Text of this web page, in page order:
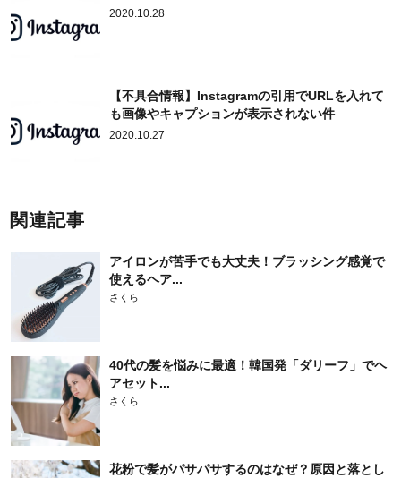
2020.10.28
【不具合情報】Instagramの引用でURLを入れて
も画像やキャプションが表示されない件
2020.10.27
関連記事
アイロンが苦手でも大丈夫！ブラッシング感覚で
使えるヘア...
さくら
40代の髪を悩みに最適！韓国発「ダリーフ」でヘ
アセット...
さくら
花粉で髪がパサパサするのはなぜ？原因と落とし